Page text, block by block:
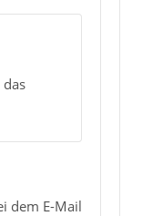
dem E-Mail